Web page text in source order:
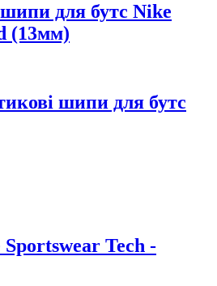
для бутс Nike
(13мм)
шипи для бутс
Tech -